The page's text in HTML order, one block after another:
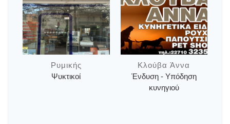
Ρυμικής
Ψυκτικοί
Κλούβα Άννα
Ένδυση - Υπόδηση
κυνηγιού